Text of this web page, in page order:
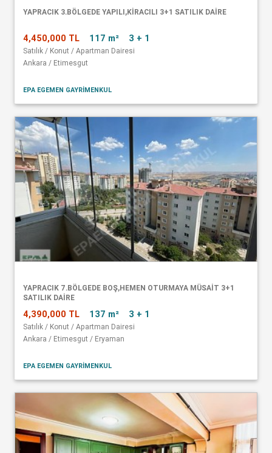
YAPRACIK 3.BÖLGEDE YAPILI,KİRACILI 3+1 SATILIK DAİRE
4,450,000 TL 117 m² 3 + 1
Satılık / Konut / Apartman Dairesi
Ankara / Etimesgut
EPA EGEMEN GAYRİMENKUL
YAPRACIK 7.BÖLGEDE BOŞ,HEMEN OTURMAYA MÜSAİT 3+1
SATILIK DAİRE
4,390,000 TL 137 m² 3 + 1
Satılık / Konut / Apartman Dairesi
Ankara / Etimesgut / Eryaman
EPA EGEMEN GAYRİMENKUL